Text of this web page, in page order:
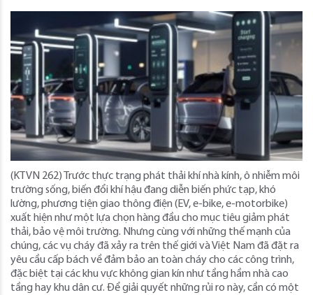
(KTVN 262) Trước thực trạng phát thải khí nhà kính, ô nhiễm môi
trường sống, biến đổi khí hậu đang diễn biến phức tạp, khó
lường, phương tiện giao thông điện (EV, e-bike, e-motorbike)
xuất hiện như một lựa chọn hàng đầu cho mục tiêu giảm phát
thải, bảo vệ môi trường. Nhưng cùng với những thế mạnh của
chúng, các vụ cháy đã xảy ra trên thế giới và Việt Nam đã đặt ra
yêu cầu cấp bách về đảm bảo an toàn cháy cho các công trình,
đặc biệt tại các khu vực không gian kín như tầng hầm nhà cao
tầng hay khu dân cư. Để giải quyết những rủi ro này, cần có một